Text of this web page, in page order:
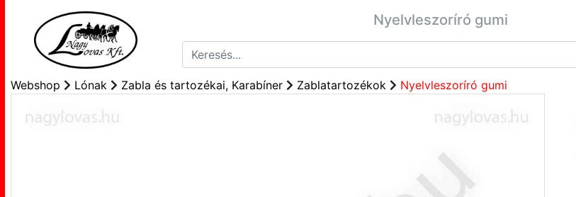
Nyelvleszoríró gumi
Webshop Lónak Zabla és tartozékai, Karabíner Zablatartozékok Nyelvleszoríró gumi